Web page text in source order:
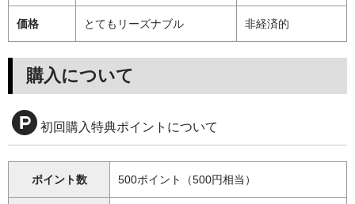
価格 とてもリーズナブル 非経済的
購入について
初回購入特典ポイントについて
ポイント数 500ポイント（500円相当）